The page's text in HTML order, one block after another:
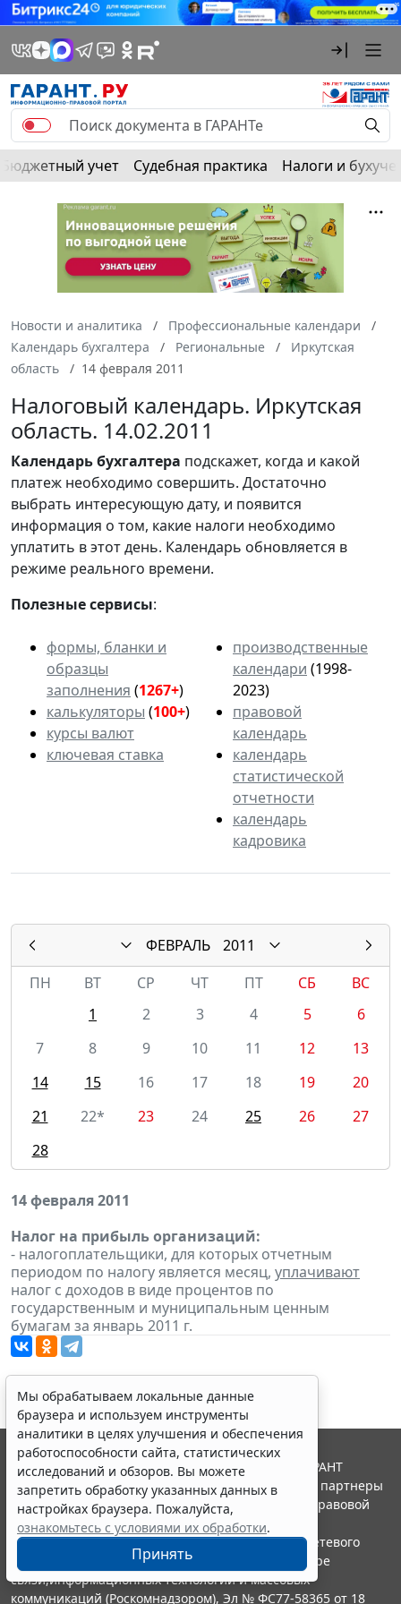
Бюджетный учет Судебная практика Налоги и
Новости и аналитика
Профессиональные календари
Календарь бухгалтера
Региональные
Иркутская
область
14 февраля 2011
Налоговый календарь. Иркутская
область. 14.02.2011
Календарьбухгалтера подскажет, когда и какой
платеж необходимо совершить. Достаточно
выбрать интересующую дату, и появится
информация о том, какие налоги необходимо
уплатить в этот день. Календарь обновляется в
режиме реального времени.
Полезные сервисы:
формы, бланки и
образцы
заполнения (1267+)
калькуляторы (100+)
курсы валют
ключевая ставка
производственные
календари (1998-
2023)
правовой
календарь
календарь
статистической
отчетности
календарь
кадровика
ФЕВРАЛЬ
2011
ПН
ВТ СР ЧТ ПТ СБ
ВС
1
2 3 4 5
6
7
8 9 10 11 12
13
14
15 16 17 18 19
20
21
22* 23 24 25 26
27
28
14 февраля 2011
Налог на прибыль организаций:
- налогоплательщики, для которых отчетным
периодом по налогу является месяц, уплачивают
налог с доходов в виде процентов по
государственным и муниципальным ценным
бумагам за январь 2011 г.
Мы обрабатываем локальные данные
браузера и используем инструменты
аналитики в целях улучшения и обеспечения
работоспособности сайта, статистических
исследований и обзоров. Вы можете
запретить обработку указанных данных в
настройках браузера. Пожалуйста,
ознакомьтесь с условиями их обработки.
Принять
© ООО "НПП "ГАРАНТ-СЕРВИС", 2026. Система ГАРАНТ
выпускается с 1990 года. Компания "Гарант" и ее партнеры
являются участниками Российской ассоциации правовой
информации ГАРАНТ.
Портал ГАРАНТ.РУ зарегистрирован в качестве сетевого
издания Федеральной службой по надзору в сфере
связи,информационных технологий и массовых
коммуникаций (Роскомнадзором), Эл № ФС77-58365 от 18